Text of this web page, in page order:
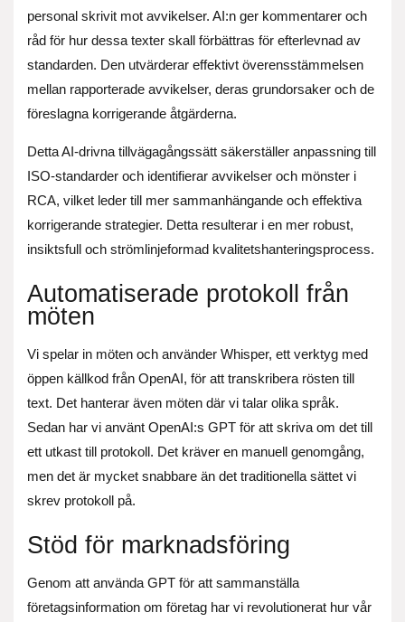
personal skrivit mot avvikelser. AI:n ger kommentarer och
råd för hur dessa texter skall förbättras för efterlevnad av
standarden. Den utvärderar effektivt överensstämmelsen
mellan rapporterade avvikelser, deras grundorsaker och de
föreslagna korrigerande åtgärderna.
Detta AI-drivna tillvägagångssätt säkerställer anpassning till
ISO-standarder och identifierar avvikelser och mönster i
RCA, vilket leder till mer sammanhängande och effektiva
korrigerande strategier. Detta resulterar i en mer robust,
insiktsfull och strömlinjeformad kvalitetshanteringsprocess.
Automatiserade protokoll från
möten
Vi spelar in möten och använder Whisper, ett verktyg med
öppen källkod från OpenAI, för att transkribera rösten till
text. Det hanterar även möten där vi talar olika språk.
Sedan har vi använt OpenAI:s GPT för att skriva om det till
ett utkast till protokoll. Det kräver en manuell genomgång,
men det är mycket snabbare än det traditionella sättet vi
skrev protokoll på.
Stöd för marknadsföring
Genom att använda GPT för att sammanställa
företagsinformation om företag har vi revolutionerat hur vår